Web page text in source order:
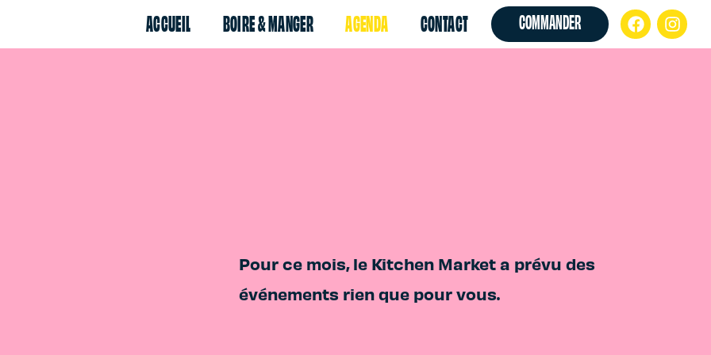
ACCUEIL BOIRE & MANGER AGENDA CONTACT COMMANDER
Pour ce mois, le Kitchen Market a prévu des
événements rien que pour vous.